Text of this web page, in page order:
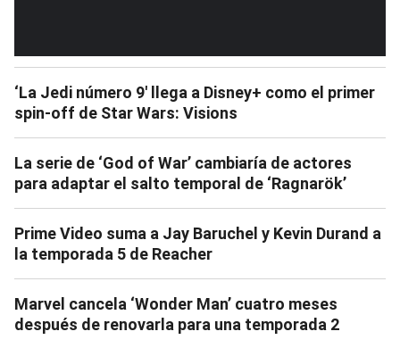
‘La Jedi número 9′ llega a Disney+ como el primer
spin-off de Star Wars: Visions
La serie de ‘God of War’ cambiaría de actores
para adaptar el salto temporal de ‘Ragnarök’
Prime Video suma a Jay Baruchel y Kevin Durand a
la temporada 5 de Reacher
Marvel cancela ‘Wonder Man’ cuatro meses
después de renovarla para una temporada 2